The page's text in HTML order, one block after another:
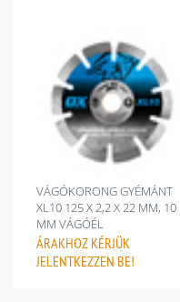
VÁGÓKORONG GYÉMÁNT
XL10 125 X 2,2 X 22 MM, 10
MM VÁGÓÉL
ÁRAKHOZ KÉRJÜK
JELENTKEZZEN BE!